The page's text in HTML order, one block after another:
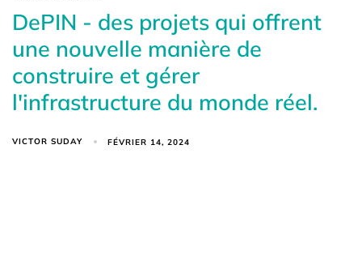
DePIN - des projets qui offrent
une nouvelle manière de
construire et gérer
l'infrastructure du monde réel.
VICTOR SUDAY FÉVRIER 14, 2024